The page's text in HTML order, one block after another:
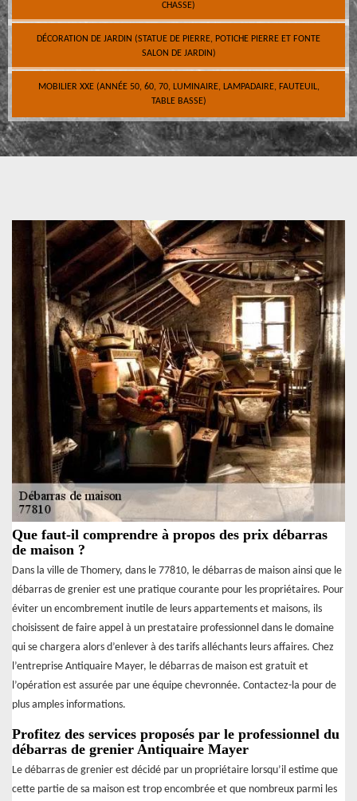
CHASSE)
DÉCORATION DE JARDIN (STATUE DE PIERRE, POTICHE PIERRE ET FONTE
SALON DE JARDIN)
MOBILIER XXE (ANNÉE 50, 60, 70, LUMINAIRE, LAMPADAIRE, FAUTEUIL,
TABLE BASSE)
Que faut-il comprendre à propos des prix débarras
de maison ?
Dans la ville de Thomery, dans le 77810, le débarras de maison ainsi que le
débarras de grenier est une pratique courante pour les propriétaires. Pour
éviter un encombrement inutile de leurs appartements et maisons, ils
choisissent de faire appel à un prestataire professionnel dans le domaine
qui se chargera alors d’enlever à des tarifs alléchants leurs affaires. Chez
l’entreprise Antiquaire Mayer, le débarras de maison est gratuit et
l’opération est assurée par une équipe chevronnée. Contactez-la pour de
plus amples informations.
Profitez des services proposés par le professionnel du
débarras de grenier Antiquaire Mayer
Le débarras de grenier est décidé par un propriétaire lorsqu’il estime que
cette partie de sa maison est trop encombrée et que nombreux parmi les